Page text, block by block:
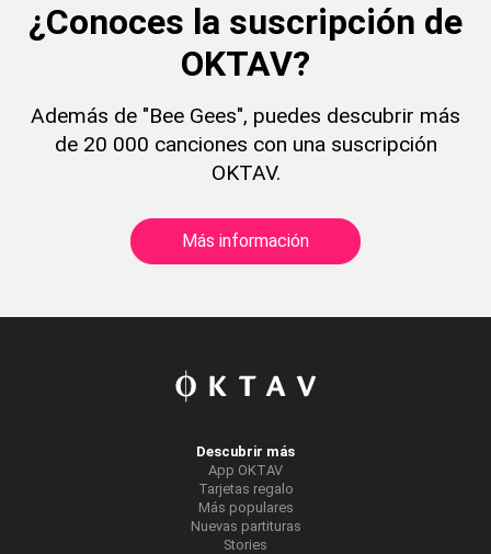
¿Conoces la suscripción de
OKTAV?
Además de "Bee Gees", puedes descubrir más
de 20 000 canciones con una suscripción
OKTAV.
Más información
Descubrir más
App OKTAV
Tarjetas regalo
Más populares
Nuevas partituras
Stories